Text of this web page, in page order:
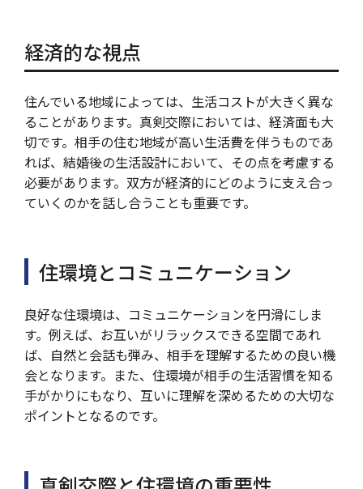
経済的な視点
住んでいる地域によっては、生活コストが大きく異な
ることがあります。真剣交際においては、経済面も大
切です。相手の住む地域が高い生活費を伴うものであ
れば、結婚後の生活設計において、その点を考慮する
必要があります。双方が経済的にどのように支え合っ
ていくのかを話し合うことも重要です。
住環境とコミュニケーション
良好な住環境は、コミュニケーションを円滑にしま
す。例えば、お互いがリラックスできる空間であれ
ば、自然と会話も弾み、相手を理解するための良い機
会となります。また、住環境が相手の生活習慣を知る
手がかりにもなり、互いに理解を深めるための大切な
ポイントとなるのです。